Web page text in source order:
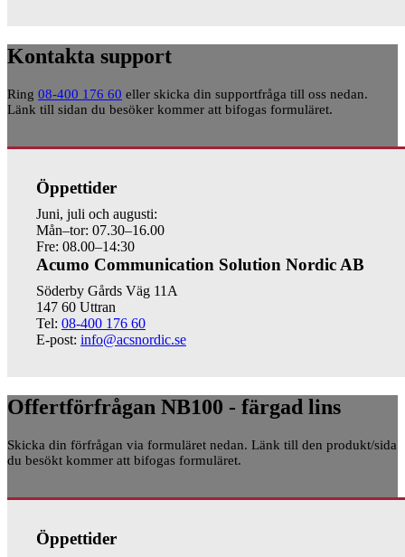
Kontakta support
Ring 08-400 176 60 eller skicka din supportfråga till oss nedan.
Länk till sidan du besöker kommer att bifogas formuläret.
Öppettider
Juni, juli och augusti:
Mån–tor: 07.30–16.00
Fre: 08.00–14:30
Acumo Communication Solution Nordic AB
Söderby Gårds Väg 11A
147 60 Uttran
Tel: 08-400 176 60
E-post: info@acsnordic.se
Offertförfrågan NB100 - färgad lins
Skicka din förfrågan via formuläret nedan. Länk till den produkt/sida
du besökt kommer att bifogas formuläret.
Öppettider